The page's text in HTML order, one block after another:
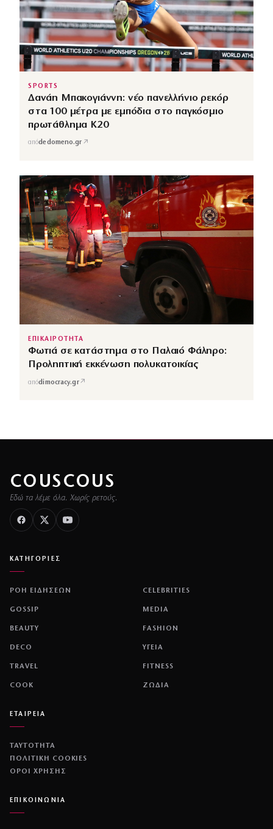
SPORTS
Δανάη Μπακογιάννη: νέο πανελλήνιο ρεκόρ
στα 100 μέτρα με εμπόδια στο παγκόσμιο
πρωτάθλημα Κ20
απόdedomeno.gr ↗
ΕΠΙΚΑΙΡΟΤΗΤΑ
Φωτιά σε κατάστημα στο Παλαιό Φάληρο:
Προληπτική εκκένωση πολυκατοικίας
απόdimocracy.gr↗
COUSCOUS
Εδώ τα λέμε όλα. Χωρίς ρετούς.
ΚΑΤΗΓΟΡΙΕΣ
ΡΟΗ ΕΙΔΗΣΕΩΝ CELEBRITIES
GOSSIP MEDIA
BEAUTY FASHION
DECO ΥΓΕΙΑ
TRAVEL FITNESS
COOK ΖΩΔΙΑ
ΕΤΑΙΡΕΙΑ
ΤΑΥΤΟΤΗΤΑ
ΠΟΛΙΤΙΚΉ COOKIES
ΌΡΟΙ ΧΡΉΣΗΣ
ΕΠΙΚΟΙΝΩΝΙΑ